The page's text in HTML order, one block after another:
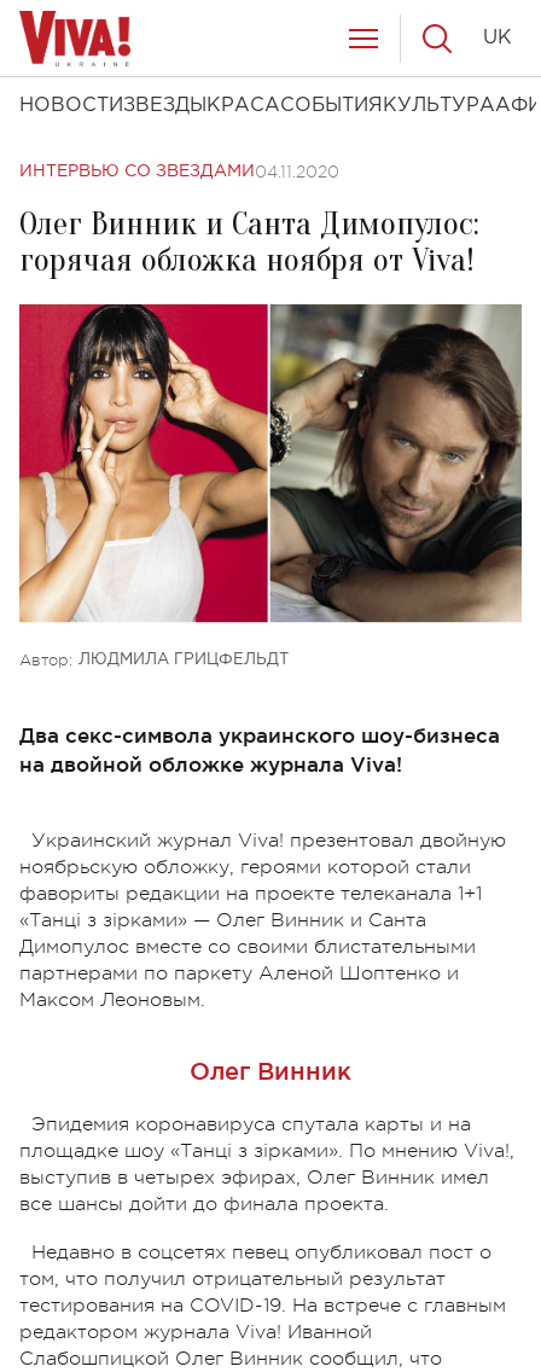
НОВОСТИ ЗВЕЗДЫ КРАСАСОБЫТИЯ КУЛЬТУРА
UK
ИНТЕРВЬЮ СО ЗВЕЗДАМИ 04.11.2020
Олег Винник и Санта Димопулос:
горячая обложка ноября от Viva!
Автор: ЛЮДМИЛА ГРИЦФЕЛЬДТ
Два секс-символа украинского шоу-бизнеса
на двойной обложке журнала Viva!
Украинский журнал Viva! презентовал двойную
ноябрьскую обложку, героями которой стали
фавориты редакции на проекте телеканала 1+1
«Танці з зірками» — Олег Винник и Санта
Димопулос вместе со своими блистательными
партнерами по паркету Аленой Шоптенко и
Максом Леоновым.
Олег Винник
Эпидемия коронавируса спутала карты и на
площадке шоу «Танці з зірками». По мнению Viva!,
выступив в четырех эфирах, Олег Винник имел
все шансы дойти до финала проекта.
Недавно в соцсетях певец опубликовал пост о
том, что получил отрицательный результат
тестирования на COVID-19. На встрече с главным
редактором журнала Viva! Иванной
Слабошпицкой Олег Винник сообщил, что